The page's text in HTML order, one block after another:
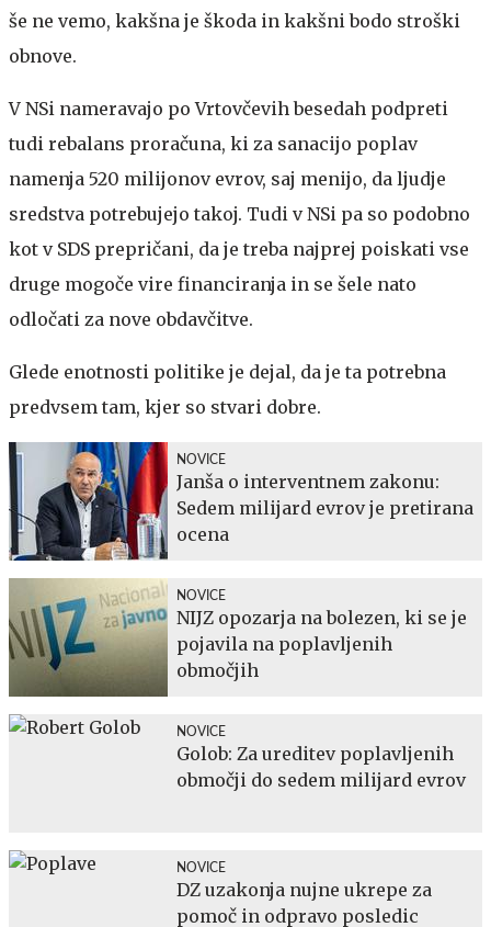
še ne vemo, kakšna je škoda in kakšni bodo stroški
obnove.
V NSi nameravajo po Vrtovčevih besedah podpreti
tudi rebalans proračuna, ki za sanacijo poplav
namenja 520 milijonov evrov, saj menijo, da ljudje
sredstva potrebujejo takoj. Tudi v NSi pa so podobno
kot v SDS prepričani, da je treba najprej poiskati vse
druge mogoče vire financiranja in se šele nato
odločati za nove obdavčitve.
Glede enotnosti politike je dejal, da je ta potrebna
predvsem tam, kjer so stvari dobre.
NOVICE
Janša o interventnem zakonu:
Sedem milijard evrov je pretirana
ocena
NOVICE
NIJZ opozarja na bolezen, ki se je
pojavila na poplavljenih
območjih
NOVICE
Golob: Za ureditev poplavljenih
območji do sedem milijard evrov
NOVICE
DZ uzakonja nujne ukrepe za
pomoč in odpravo posledic